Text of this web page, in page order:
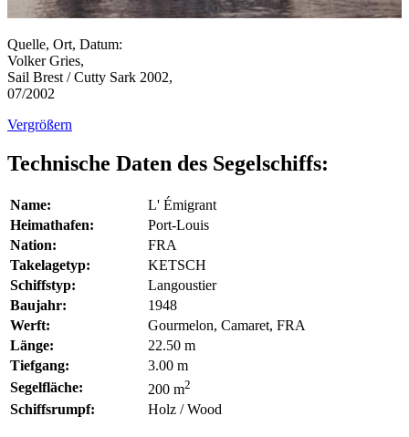
Quelle, Ort, Datum:
Volker Gries,
Sail Brest / Cutty Sark 2002,
07/2002
Vergrößern
Technische Daten des Segelschiffs:
Name:
L' Émigrant
Heimathafen:
Port-Louis
Nation:
FRA
Takelagetyp:
KETSCH
Schiffstyp:
Langoustier
Baujahr:
1948
Werft:
Gourmelon, Camaret, FRA
Länge:
22.50 m
Tiefgang:
3.00 m
Segelfläche:
200 m2
Schiffsrumpf: Holz / Wood